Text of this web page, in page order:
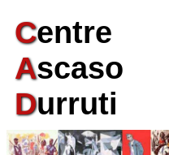
Centre
Ascaso
Durruti